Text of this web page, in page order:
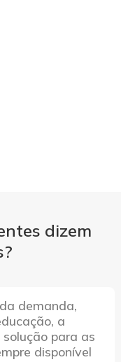
dizem
demanda,
a
para as
disponível